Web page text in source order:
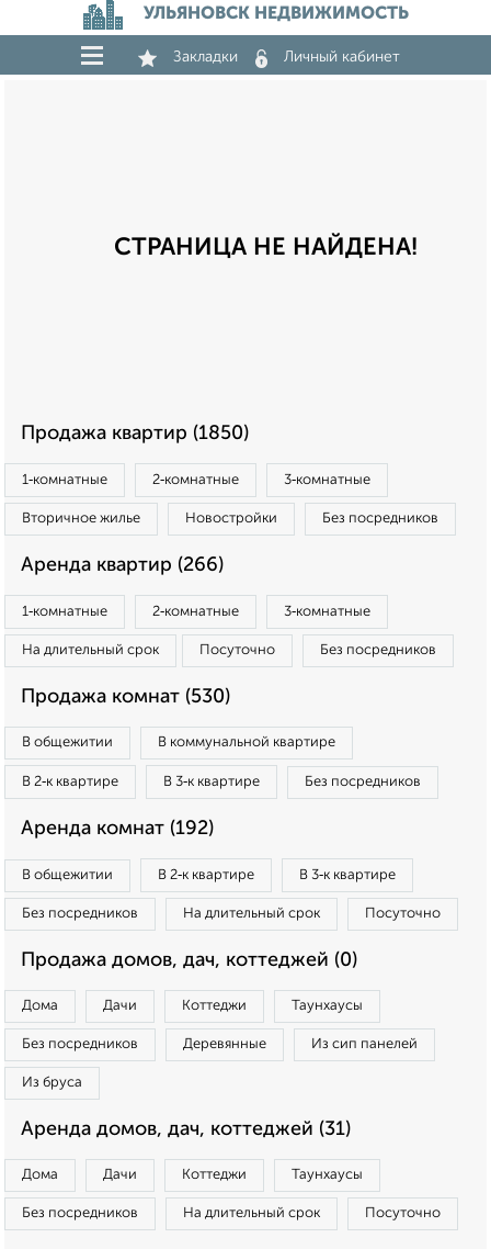
УЛЬЯНОВСК НЕДВИЖИМОСТЬ
Закладки Личный кабинет
СТРАНИЦА НЕ НАЙДЕНА!
Продажа квартир (1850)
1‑комнатные 2‑комнатные 3‑комнатные
Вторичное жилье Новостройки Без посредников
Аренда квартир (266)
1‑комнатные 2‑комнатные 3‑комнатные
На длительный срок Посуточно Без посредников
Продажа комнат (530)
В общежитии В коммунальной квартире
В 2‑к квартире В 3‑к квартире Без посредников
Аренда комнат (192)
В общежитии В 2‑к квартире В 3‑к квартире
Без посредников На длительный срок Посуточно
Продажа домов, дач, коттеджей (0)
Дома Дачи Коттеджи Таунхаусы
Без посредников Деревянные Из сип панелей
Из бруса
Аренда домов, дач, коттеджей (31)
Дома Дачи Коттеджи Таунхаусы
Без посредников На длительный срок Посуточно